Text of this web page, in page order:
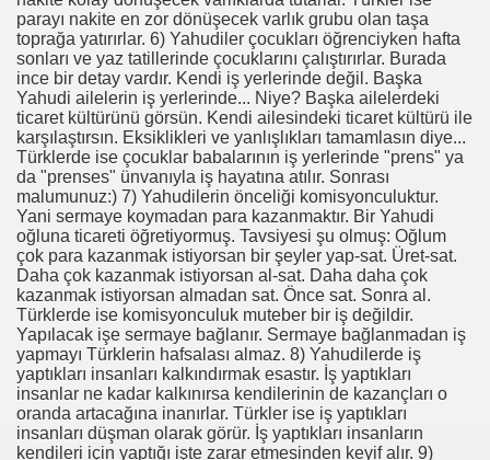
parayı nakite en zor dönüşecek varlık grubu olan taşa
toprağa yatırırlar. 6) Yahudiler çocukları öğrenciyken hafta
sonları ve yaz tatillerinde çocuklarını çalıştırırlar. Burada
ince bir detay vardır. Kendi iş yerlerinde değil. Başka
Yahudi ailelerin iş yerlerinde... Niye? Başka ailelerdeki
ticaret kültürünü görsün. Kendi ailesindeki ticaret kültürü ile
karşılaştırsın. Eksiklikleri ve yanlışlıkları tamamlasın diye...
Türklerde ise çocuklar babalarının iş yerlerinde "prens" ya
da "prenses" ünvanıyla iş hayatına atılır. Sonrası
malumunuz:) 7) Yahudilerin önceliği komisyonculuktur.
Yani sermaye koymadan para kazanmaktır. Bir Yahudi
oğluna ticareti öğretiyormuş. Tavsiyesi şu olmuş: Oğlum
çok para kazanmak istiyorsan bir şeyler yap-sat. Üret-sat.
Daha çok kazanmak istiyorsan al-sat. Daha daha çok
kazanmak istiyorsan almadan sat. Önce sat. Sonra al.
Türklerde ise komisyonculuk muteber bir iş değildir.
Yapılacak işe sermaye bağlanır. Sermaye bağlanmadan iş
yapmayı Türklerin hafsalası almaz. 8) Yahudilerde iş
yaptıkları insanları kalkındırmak esastır. İş yaptıkları
insanlar ne kadar kalkınırsa kendilerinin de kazançları o
oranda artacağına inanırlar. Türkler ise iş yaptıkları
insanları düşman olarak görür. İş yaptıkları insanların
kendileri için yaptığı işte zarar etmesinden keyif alır. 9)